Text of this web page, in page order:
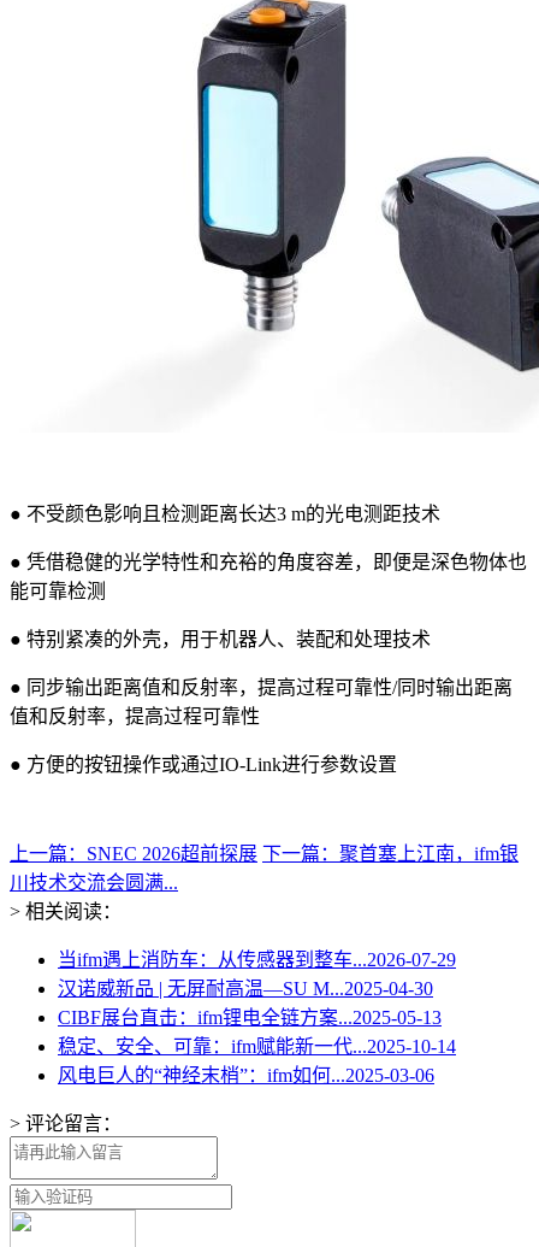
● 不受颜色影响且检测距离长达3 m的光电测距技术
● 凭借稳健的光学特性和充裕的角度容差，即便是深色物体也
能可靠检测
● 特别紧凑的外壳，用于机器人、装配和处理技术
● 同步输出距离值和反射率，提高过程可靠性/同时输出距离
值和反射率，提高过程可靠性
● 方便的按钮操作或通过IO-Link进行参数设置
上一篇：SNEC 2026超前探展 下一篇：聚首塞上江南，ifm银
川技术交流会圆满...
> 相关阅读：
当ifm遇上消防车：从传感器到整车...2026-07-29
汉诺威新品 | 无屏耐高温—SU M...2025-04-30
CIBF展台直击：ifm锂电全链方案...2025-05-13
稳定、安全、可靠：ifm赋能新一代...2025-10-14
风电巨人的“神经末梢”：ifm如何...2025-03-06
> 评论留言：